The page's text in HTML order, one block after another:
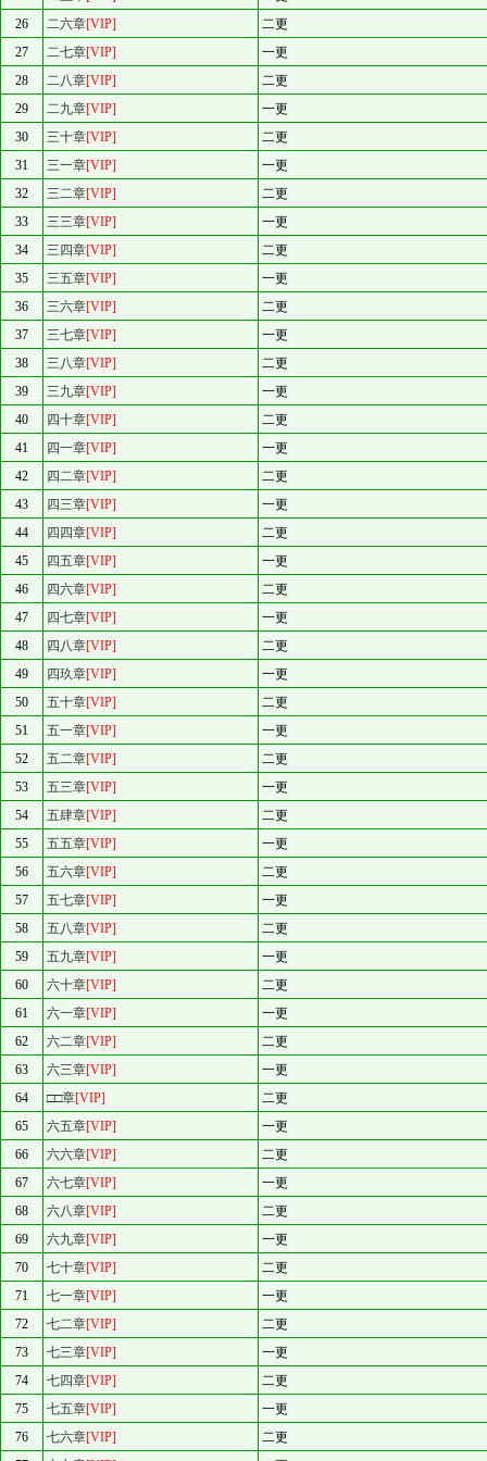
26
二六章[VIP]
二更
27
二七章[VIP]
一更
28
二八章[VIP]
二更
29
二九章[VIP]
一更
30
三十章[VIP]
二更
31
三一章[VIP]
一更
32
三二章[VIP]
二更
33
三三章[VIP]
一更
34
三四章[VIP]
二更
35
三五章[VIP]
一更
36
三六章[VIP]
二更
37
三七章[VIP]
一更
38
三八章[VIP]
二更
39
三九章[VIP]
一更
40
四十章[VIP]
二更
41
四一章[VIP]
一更
42
四二章[VIP]
二更
43
四三章[VIP]
一更
44
四四章[VIP]
二更
45
四五章[VIP]
一更
46
四六章[VIP]
二更
47
四七章[VIP]
一更
48
四八章[VIP]
二更
49
四玖章[VIP]
一更
50
五十章[VIP]
二更
51
五一章[VIP]
一更
52
五二章[VIP]
二更
53
五三章[VIP]
一更
54
五肆章[VIP]
二更
55
五五章[VIP]
一更
56
五六章[VIP]
二更
57
五七章[VIP]
一更
58
五八章[VIP]
二更
59
五九章[VIP]
一更
60
六十章[VIP]
二更
61
六一章[VIP]
一更
62
六二章[VIP]
二更
63
六三章[VIP]
一更
64
□□章[VIP]
二更
65
六五章[VIP]
一更
66
六六章[VIP]
二更
67
六七章[VIP]
一更
68
六八章[VIP]
二更
69
六九章[VIP]
一更
70
七十章[VIP]
二更
71
七一章[VIP]
一更
72
七二章[VIP]
二更
73
七三章[VIP]
一更
74
七四章[VIP]
二更
75
七五章[VIP]
一更
76
七六章[VIP]
二更